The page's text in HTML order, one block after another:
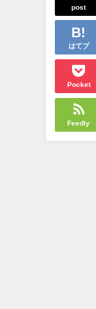
post
はてブ
Pocket
Feedly